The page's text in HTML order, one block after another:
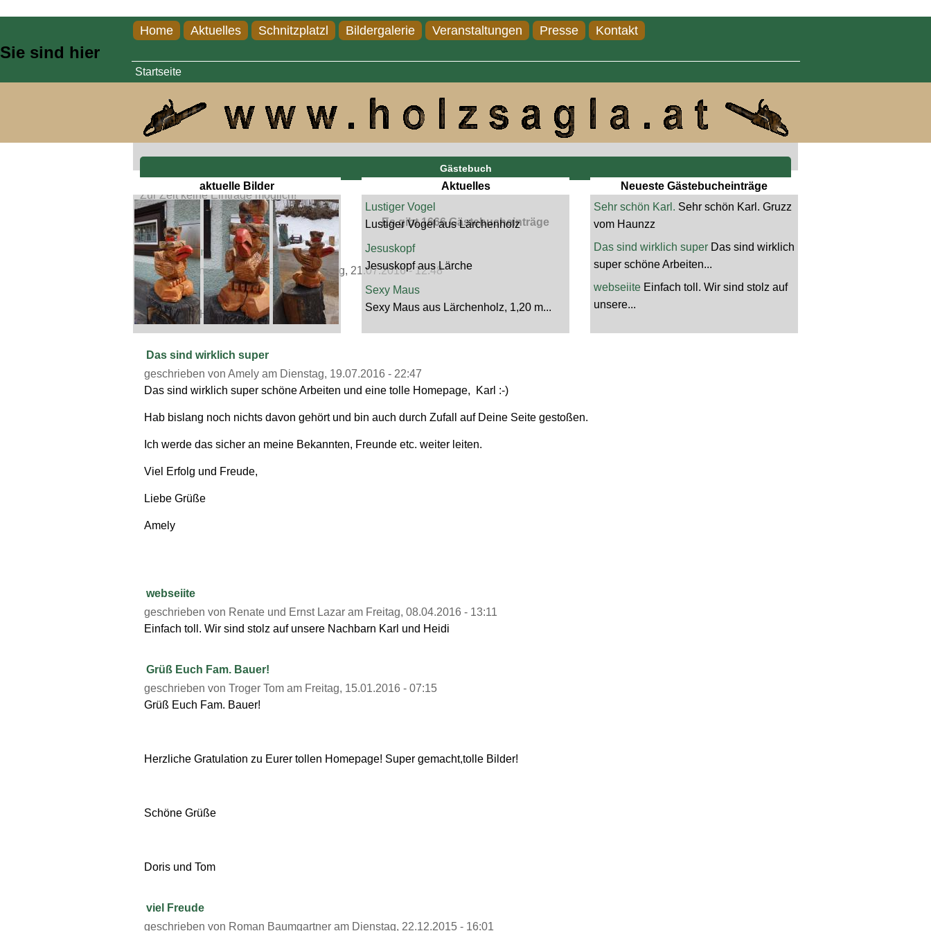
Home Aktuelles Schnitzplatzl Bildergalerie Veranstaltungen Presse Kontakt
Sie sind hier
Startseite
Gästebuch
Zur Zeit keine Einträge möglich!
Es gibt 1666Gästebucheinträge
Sehr schön Karl.
geschrieben von Haunzz am Donnerstag, 21.07.2016 - 12:48
Sehr schön Karl.
Gruzz vom Haunzz
Das sind wirklich super
geschrieben von Amely am Dienstag, 19.07.2016 - 22:47
Das sind wirklich super schöne Arbeiten und eine tolle Homepage, Karl :-)
Hab bislang noch nichts davon gehört und bin auch durch Zufall auf Deine Seite gestoßen.
Ich werde das sicher an meine Bekannten, Freunde etc. weiter leiten.
Viel Erfolg und Freude,
Liebe Grüße
Amely
webseiite
geschrieben von Renate und Ernst Lazar am Freitag, 08.04.2016 - 13:11
Einfach toll. Wir sind stolz auf unsere Nachbarn Karl und Heidi
Grüß Euch Fam. Bauer!
geschrieben von Troger Tom am Freitag, 15.01.2016 - 07:15
Grüß Euch Fam. Bauer!
Herzliche Gratulation zu Eurer tollen Homepage! Super gemacht,tolle Bilder!
Schöne Grüße
Doris und Tom
viel Freude
geschrieben von Roman Baumgartner am Dienstag, 22.12.2015 - 16:01
aktuelle Bilder
Aktuelles
Lustiger Vogel
Lustiger Vogel aus Lärchenholz
Jesuskopf
Jesuskopf aus Lärche
Sexy Maus
Sexy Maus aus Lärchenholz, 1,20 m...
Neueste Gästebucheinträge
Sehr schön Karl. Sehr schön Karl. Gruzz
vom Haunzz
Das sind wirklich super Das sind wirklich
super schöne Arbeiten...
webseiite Einfach toll. Wir sind stolz auf
unsere...